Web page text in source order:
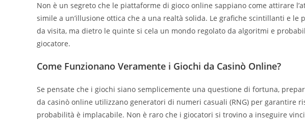
Non è un segreto che le piattaforme di gioco online sappiano come attirare
simile a un’illusione ottica che a una realtà solida. Le grafiche scintillanti e
da visita, ma dietro le quinte si cela un mondo regolato da algoritmi e
giocatore.
Come Funzionano Veramente i Giochi da Casinò Online?
Se pensate che i giochi siano semplicemente una questione di fortuna,
da casinò online utilizzano generatori di numeri casuali (RNG) per garantire
probabilità è implacabile. Non è raro che i giocatori si trovino a inseguire